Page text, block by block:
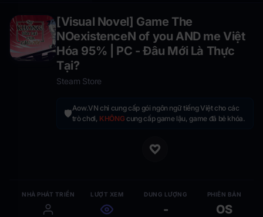
[Visual Novel] Game The
NOexistenceN of you AND me Việt
Hóa 95% | PC - Đâu Mới Là Thực
Tại?
Steam Store
🛡️Aow.VN chỉ cung cấp gói ngôn ngữ tiếng Việt cho các
trò chơi, KHÔNGcung cấp game lậu, game đã bẻ khóa.
NHÀ PHÁT TRIỂN LƯỢT XEM DUNG LƯỢNG
-
PHIÊN BẢN
OS